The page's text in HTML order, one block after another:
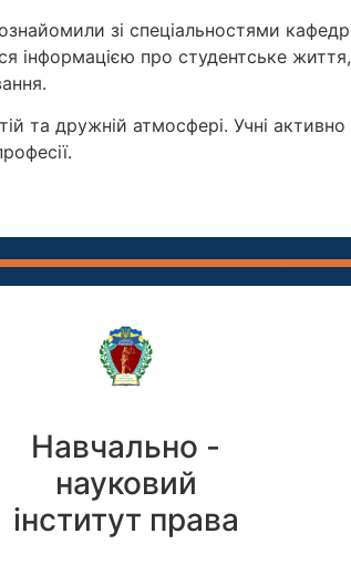
зі спеціальностями
інформацією про студентське
та дружній атмосфері. Учні
Навчально -
науковий
інститут права